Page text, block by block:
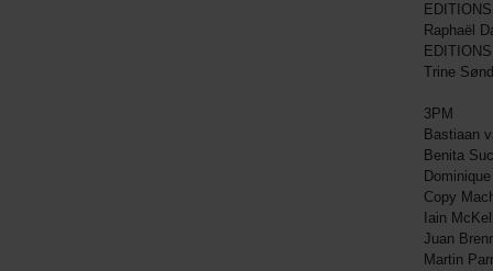
Raphaël
Trine
3PM
Bastiaan
Benita
Copy
Iain
Juan
Martin